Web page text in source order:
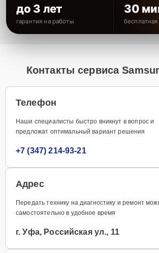
до 3 лет
гарантия на работы
30
Контакты сервиса
Телефон
Наши специалисты быстро вникнут в вопрос и
предложат оптимальный вариант решения
+7 (347) 214-93-21
Адрес
Передать технику на диагностику и ремонт
самостоятельно в удобное время
г. Уфа, Российская ул., 11